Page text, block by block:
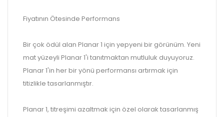
Fiyatının Ötesinde Performans
Bir çok ödül alan Planar 1 için yepyeni bir görünüm. Yeni
mat yüzeyli Planar 1'i tanıtmaktan mutluluk duyuyoruz.
Planar 1'in her bir yönü performansı artırmak için
titizlikle tasarlanmıştır.
Planar 1, titreşimi azaltmak için özel olarak tasarlanmış